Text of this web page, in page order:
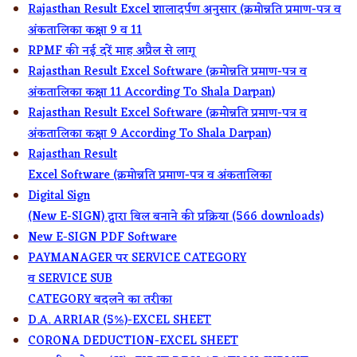
Rajasthan Result Excel शालादर्पण अनुसार (क्रमोन्नति प्रमाण-पत्र व
अंकतालिका कक्षा 9 व 11
RPMF की नई दरें माह अप्रैल से लागू
Rajasthan Result Excel Software (क्रमोन्नति प्रमाण-पत्र व
अंकतालिका कक्षा 11 According To Shala Darpan)
Rajasthan Result Excel Software (क्रमोन्नति प्रमाण-पत्र व
अंकतालिका कक्षा 9 According To Shala Darpan)
Rajasthan Result
Excel Software (क्रमोन्नति प्रमाण-पत्र व अंकतालिका
Digital Sign
(New E-SIGN) द्वारा बिल बनाने की प्रक्रिया (566 downloads)
New E-SIGN PDF Software
PAYMANAGER पर SERVICE CATEGORY
व SERVICE SUB
CATEGORY बदलने का तरीका
D.A. ARRIAR (5%)-EXCEL SHEET
CORONA DEDUCTION-EXCEL SHEET